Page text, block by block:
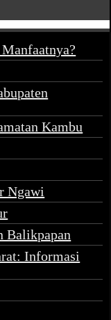
Kambu
Ngawi
Balikpapan
Informasi